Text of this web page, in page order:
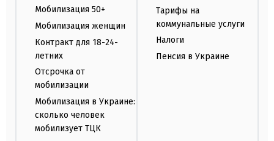
Мобилизация 50+
Мобилизация женщин
Контракт для 18-24-
летних
Отсрочка от
мобилизации
Мобилизация в Украине:
сколько человек
мобилизует ТЦК
Тарифы на
коммунальные услуги
Налоги
Пенсия в Украине